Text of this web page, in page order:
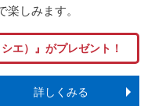
しみます。
エ）』がプレゼント！
詳しくみる